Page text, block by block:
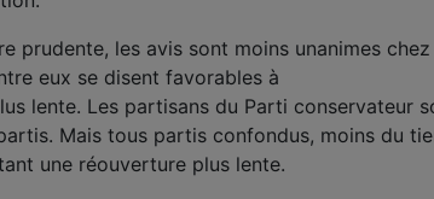
prudente, les avis sont moins unanimes chez
eux se disent favorables à
lente. Les partisans du Parti conservateur
Mais tous partis confondus, moins du
une réouverture plus lente.